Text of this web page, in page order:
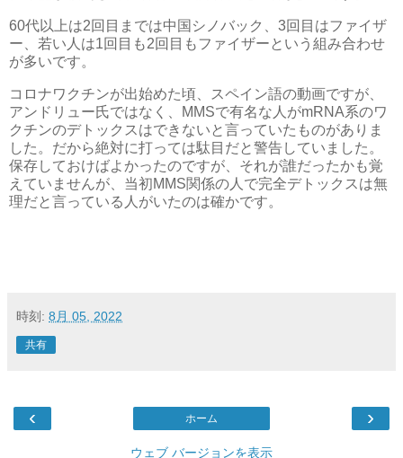
60代以上は2回目までは中国シノバック、3回目はファイザ
ー、若い人は1回目も2回目もファイザーという組み合わせ
が多いです。
コロナワクチンが出始めた頃、スペイン語の動画ですが、
アンドリュー氏ではなく、MMSで有名な人がmRNA系のワ
クチンのデトックスはできないと言っていたものがありま
した。だから絶対に打っては駄目だと警告していました。
保存しておけばよかったのですが、それが誰だったかも覚
えていませんが、当初MMS関係の人で完全デトックスは無
理だと言っている人がいたのは確かです。
時刻: 8月 05, 2022
共有
‹ ›
ホーム
ウェブ バージョンを表示